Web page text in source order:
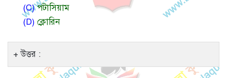
(C)পটাসিয়াম
(D) ক্লোরিন
উত্তর :